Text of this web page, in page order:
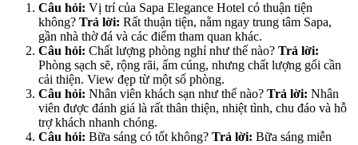
Câu hỏi: Vị trí của Sapa Elegance Hotel có thuận tiện
không? Trả lời: Rất thuận tiện, nằm ngay trung tâm Sapa,
gần nhà thờ đá và các điểm tham quan khác.
Câu hỏi: Chất lượng phòng nghỉ như thế nào? Trả lời:
Phòng sạch sẽ, rộng rãi, ấm cúng, nhưng chất lượng gối cần
cải thiện. View đẹp từ một số phòng.
Câu hỏi: Nhân viên khách sạn như thế nào? Trả lời: Nhân
viên được đánh giá là rất thân thiện, nhiệt tình, chu đáo và hỗ
trợ khách nhanh chóng.
Câu hỏi: Bữa sáng có tốt không? Trả lời: Bữa sáng miễn